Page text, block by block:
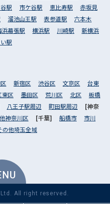
駅 市ケ谷駅 恵比寿駅
赤坂見
溜池山王駅 表参道駅
六本木
浜幕張駅 横浜駅 川崎駅
新横浜
駅
新宿区 渋谷区 文京区
台東
東区 墨田区 荒川区 北区
板橋
八王子駅周辺 町田駅周辺
[神奈
神奈川区 [千葉] 船橋市
市川
の他埼玉全域
All right reserved.